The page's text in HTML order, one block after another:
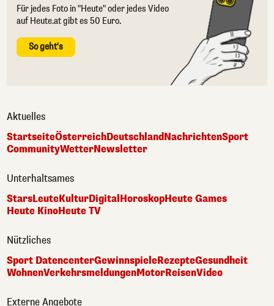
Für jedes Foto in "Heute" oder jedes Video
auf Heute.at gibt es 50 Euro.
So geht's
Aktuelles
StartseiteÖsterreichDeutschlandNachrichtenSport
CommunityWetterNewsletter
Unterhaltsames
StarsLeuteKulturDigital HoroskopHeute Games
Heute KinoHeute TV
Nützliches
Sport DatencenterGewinnspieleRezepteGesundheit
WohnenVerkehrsmeldungenMotorReisenVideo
Externe Angebote